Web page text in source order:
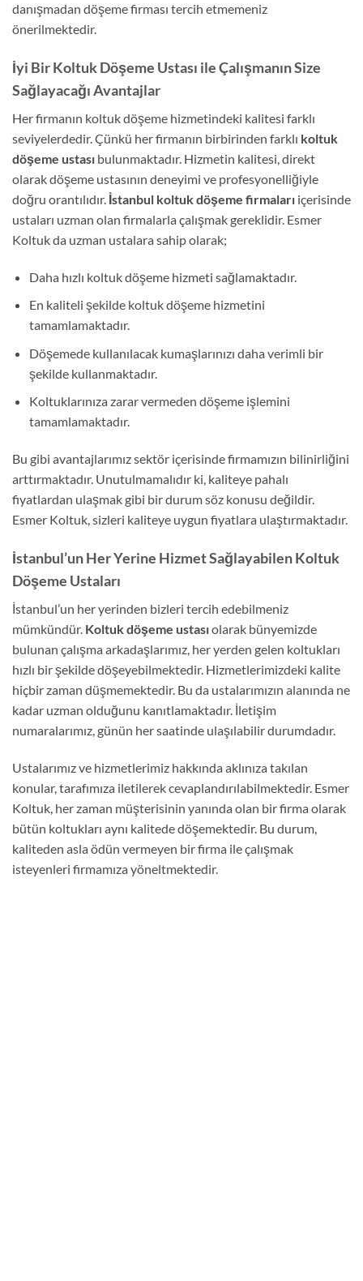
danışmadan döşeme firması tercih etmemeniz
önerilmektedir.
İyi Bir Koltuk Döşeme Ustası ile Çalışmanın Size
Sağlayacağı Avantajlar
Her firmanın koltuk döşeme hizmetindeki kalitesi farklı
seviyelerdedir. Çünkü her firmanın birbirinden farklı koltuk
döşeme ustası bulunmaktadır. Hizmetin kalitesi, direkt
olarak döşeme ustasının deneyimi ve profesyonelliğiyle
doğru orantılıdır. İstanbul koltuk döşeme firmaları içerisinde
ustaları uzman olan firmalarla çalışmak gereklidir. Esmer
Koltuk da uzman ustalara sahip olarak;
Daha hızlı koltuk döşeme hizmeti sağlamaktadır.
En kaliteli şekilde koltuk döşeme hizmetini
tamamlamaktadır.
Döşemede kullanılacak kumaşlarınızı daha verimli bir
şekilde kullanmaktadır.
Koltuklarınıza zarar vermeden döşeme işlemini
tamamlamaktadır.
Bu gibi avantajlarımız sektör içerisinde firmamızın bilinirliğini
arttırmaktadır. Unutulmamalıdır ki, kaliteye pahalı
fiyatlardan ulaşmak gibi bir durum söz konusu değildir.
Esmer Koltuk, sizleri kaliteye uygun fiyatlara ulaştırmaktadır.
İstanbul’un Her Yerine Hizmet Sağlayabilen Koltuk
Döşeme Ustaları
İstanbul’un her yerinden bizleri tercih edebilmeniz
mümkündür. Koltuk döşeme ustasıolarak bünyemizde
bulunan çalışma arkadaşlarımız, her yerden gelen koltukları
hızlı bir şekilde döşeyebilmektedir. Hizmetlerimizdeki kalite
hiçbir zaman düşmemektedir. Bu da ustalarımızın alanında ne
kadar uzman olduğunu kanıtlamaktadır. İletişim
numaralarımız, günün her saatinde ulaşılabilir durumdadır.
Ustalarımız ve hizmetlerimiz hakkında aklınıza takılan
konular, tarafımıza iletilerek cevaplandırılabilmektedir. Esmer
Koltuk, her zaman müşterisinin yanında olan bir firma olarak
bütün koltukları aynı kalitede döşemektedir. Bu durum,
kaliteden asla ödün vermeyen bir firma ile çalışmak
isteyenleri firmamıza yöneltmektedir.